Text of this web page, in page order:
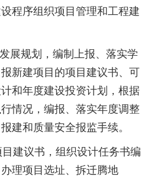
程序组织项目管理和工程建
展规划，编制上报、落实学
新建项目的项目建议书、可
和年度建设投资计划，根据
情况，编报、落实年度调整
建和质量安全报监手续。
建议书，组织设计任务书编
理项目选址、拆迁腾地